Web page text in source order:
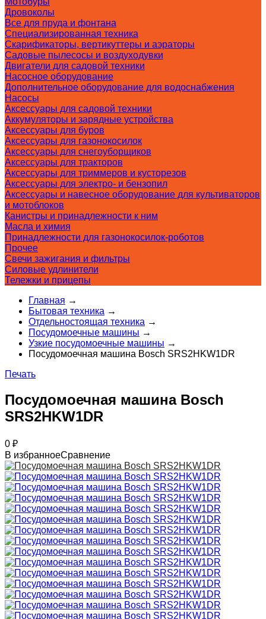
Дровоколы
Все для пруда и фонтана
Специализированная техника
Скарификаторы, вертикуттеры и аэраторы
Садовые пылесосы и воздуходувки
Двигатели для садовой техники
Насосное оборудование
Дополнительное оборудование для водоснабжения
Насосы
Аксессуары для садовой техники
Аккумуляторы и зарядные устройства
Аксессуары для буров
Аксессуары для газонокосилок
Аксессуары для снегоуборщиков
Аксессуары для тракторов
Аксессуары для триммеров и кусторезов
Аксессуары для электро- и бензопил
Аксессуары и навесное оборудование для культиваторов
и мотоблоков
Канистры и принадлежности к ним
Масла и химия
Принадлежности для газонокосилок-роботов
Прочее
Свечи зажигания и фильтры
Силовые удлинители
Тележки и прицепы
Главная →
Бытовая техника →
Отдельностоящая техника →
Посудомоечные машины →
Узкие посудомоечные машины →
Посудомоечная машина Bosch SRS2HKW1DR
Печать
Посудомоечная машина Bosch
SRS2HKW1DR
0 ₽
В избранноеСравнение